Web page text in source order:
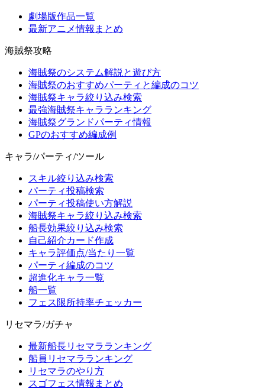
劇場版作品一覧
最新アニメ情報まとめ
海賊祭攻略
海賊祭のシステム解説と遊び方
海賊祭のおすすめパーティと編成のコツ
海賊祭キャラ絞り込み検索
最強海賊祭キャラランキング
海賊祭グランドパーティ情報
GPのおすすめ編成例
キャラ/パーティ/ツール
スキル絞り込み検索
パーティ投稿検索
パーティ投稿使い方解説
海賊祭キャラ絞り込み検索
船長効果絞り込み検索
自己紹介カード作成
キャラ評価点/当たり一覧
パーティ編成のコツ
超進化キャラ一覧
船一覧
フェス限所持率チェッカー
リセマラ/ガチャ
最新船長リセマラランキング
船員リセマラランキング
リセマラのやり方
スゴフェス情報まとめ